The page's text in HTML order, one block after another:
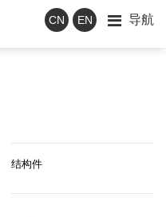
CN EN 导航
结构件